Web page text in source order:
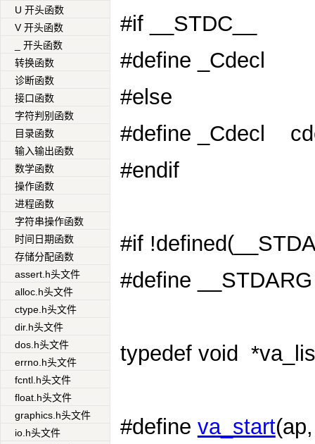
U 开头函数
V 开头函数
_ 开头函数
转换函数
诊断函数
接口函数
字符判别函数
目录函数
输入输出函数
数学函数
操作函数
进程函数
字符串操作函数
时间日期函数
存储分配函数
assert.h头文件
alloc.h头文件
ctype.h头文件
dir.h头文件
dos.h头文件
errno.h头文件
fcntl.h头文件
float.h头文件
graphics.h头文件
io.h头文件
#if __STDC__
#define _Cdecl
#else
#define _Cdecl
#endif
#if
#define __STDARG
typedef void
#define va_start